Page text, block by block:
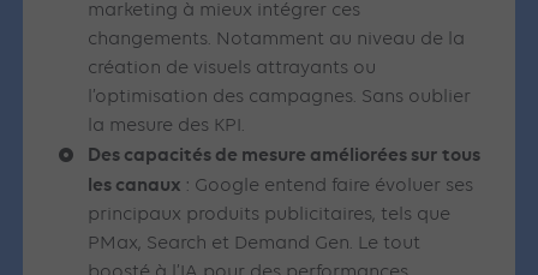
marketing à mieux intégrer ces
changements. Notamment au niveau de la
création de visuels attrayants ou
l’optimisation des campagnes. Sans oublier
la mesure des KPI.
Des capacités de mesure améliorées sur tous
les canaux : Google entend faire évoluer ses
principaux produits publicitaires, tels que
PMax, Search et Demand Gen. Le tout